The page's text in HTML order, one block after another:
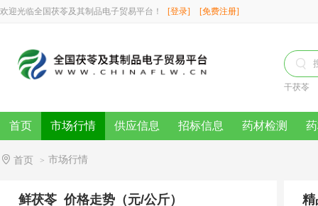
欢迎光临全国茯苓及其制品电子贸易平台！ [登录] [免费注册]

干茯苓
首页 市场行情 供应信息 招标信息 药材检测
首页 > 市场行情